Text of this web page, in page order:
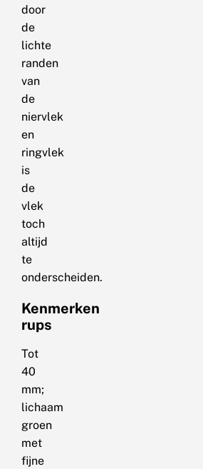
door
de
lichte
randen
van
de
niervlek
en
ringvlek
is
de
vlek
toch
altijd
te
onderscheiden.
Kenmerken
rups
Tot
40
mm;
lichaam
groen
met
fijne